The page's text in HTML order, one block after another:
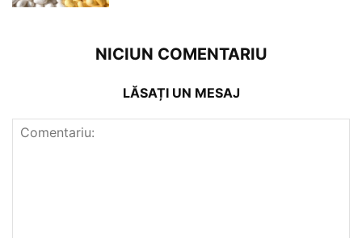
NICIUN COMENTARIU
LĂSAȚI UN MESAJ